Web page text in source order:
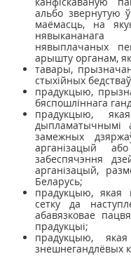
альбо звернутую
маёмасць, на
нявыкананага
нявыплачаных
арышту органам,
тавары,
стыхійных
прадукцыю,
бяспошліннага
прадукцыю,
дыпламатычнымі
замежных
арганізацый
забеспячэння
арганізацый,
Беларусь;
прадукцыю, якая
сетку да
абавязковае
прадукцыі;
прадукцыю,
знешнегандлёвых